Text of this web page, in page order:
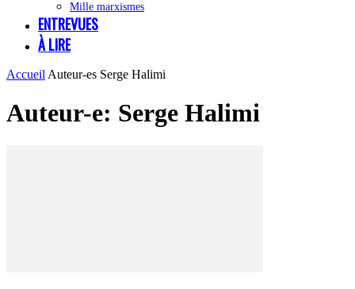
Mille marxismes
ENTREVUES
À LIRE
Accueil Auteur-es Serge Halimi
Auteur-e: Serge Halimi